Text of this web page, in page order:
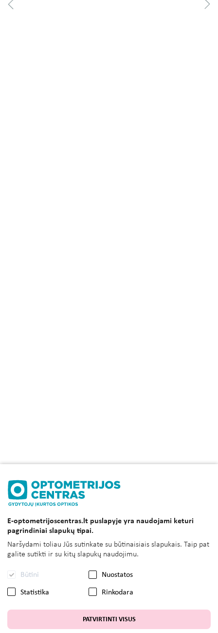
E-optometrijoscentras.lt puslapyje yra naudojami keturi
pagrindiniai slapukų tipai.
Naršydami toliau Jūs sutinkate su būtinaisiais slapukais. Taip pat
galite sutikti ir su kitų slapukų naudojimu.
Būtini Nuostatos
Statistika Rinkodara
PATVIRTINTI VISUS